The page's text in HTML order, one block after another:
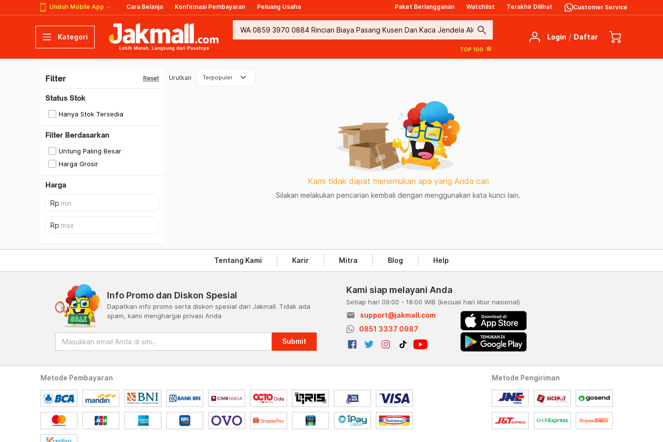
Unduh Mobile App Cara Belanja Konfirmasi Pembayaran Peluang Usaha Paket Berlangganan Watchlist Terakhir Dilihat Customer Service
Kategori search
TOP 100
Login / Daftar
Filter Reset
Status Stok
Hanya Stok Tersedia
Filter Berdasarkan
Untung Paling Besar
Harga Grosir
Harga
Urutkan Terpopuler keyboard_arrow_down
Kami tidak dapat menemukan apa yang Anda cari
Silakan melakukan pencarian kembali dengan menggunakan kata kunci lain.
Tentang Kami Karir Mitra Blog Help
Info Promo dan Diskon Spesial
Dapatkan info promo serta diskon spesial dari Jakmall. Tidak ada
spam, kami menghargai privasi Anda
Submit
Kami siap melayani Anda
Setiap hari 09:00 - 18:00 WIB (kecuali hari libur nasional)
email
support@jakmall.com
0851 3337 0987
Metode Pembayaran Metode Pengiriman